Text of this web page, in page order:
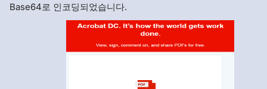
Base64로 인코딩되었습니다.